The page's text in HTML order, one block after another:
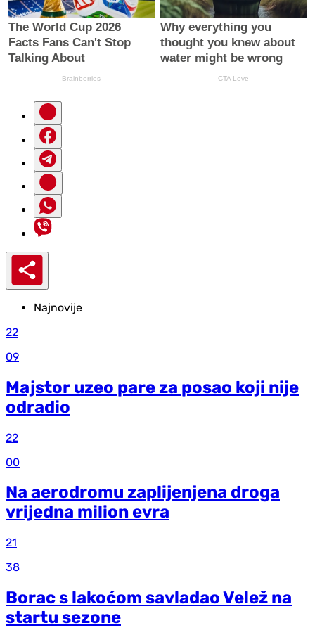
Najnovije
22
09
Majstor uzeo pare za posao koji nije
odradio
22
00
Na aerodromu zaplijenjena droga
vrijedna milion evra
21
38
Borac s lakoćom savladao Velež na
startu sezone